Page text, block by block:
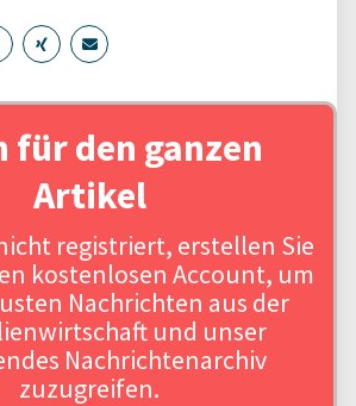
für den ganzen
Artikel
registriert, erstellen Sie
kostenlosen Account, um
Nachrichten aus der
und unser
Nachrichtenarchiv
zuzugreifen.